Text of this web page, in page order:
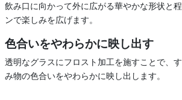
飲み口に向かって外に広がる華やかな形状と
ンで楽しみを広げます。
色合いをやわらかに映し出す
透明なグラスにフロスト加工を施すことで、
み物の色合いをやわらかに映し出します。